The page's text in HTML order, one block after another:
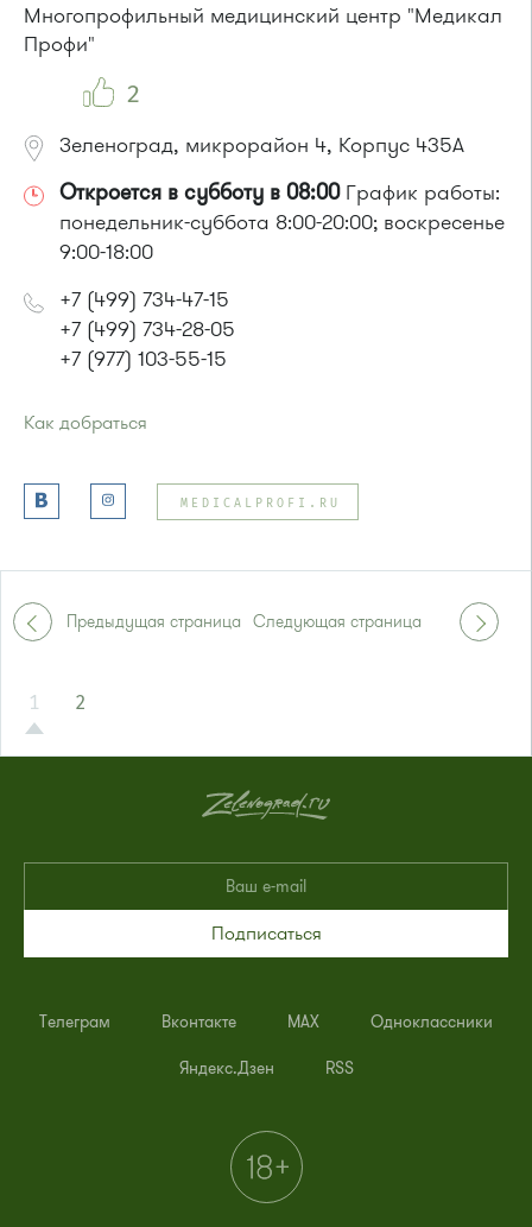
Маршрутка № 460м, 720м
Многопрофильный медицинский центр "Медикал
Профи"
2
Зеленоград, микрорайон 4, Корпус 435А
Откроется в субботу в 08:00График работы:
понедельник-суббота 8:00-20:00; воскресенье
9:00-18:00
+7 (499) 734-47-15
+7 (499) 734-28-05
+7 (977) 103-55-15
Как добраться
Автобусы № 400, 400э
или до остановки"Дом быта":
MEDICALPROFI.RU
Предыдущая страница Следующая страница
1 2
Подписаться
Телеграм Вконтакте MAX Одноклассники
Яндекс.Дзен RSS